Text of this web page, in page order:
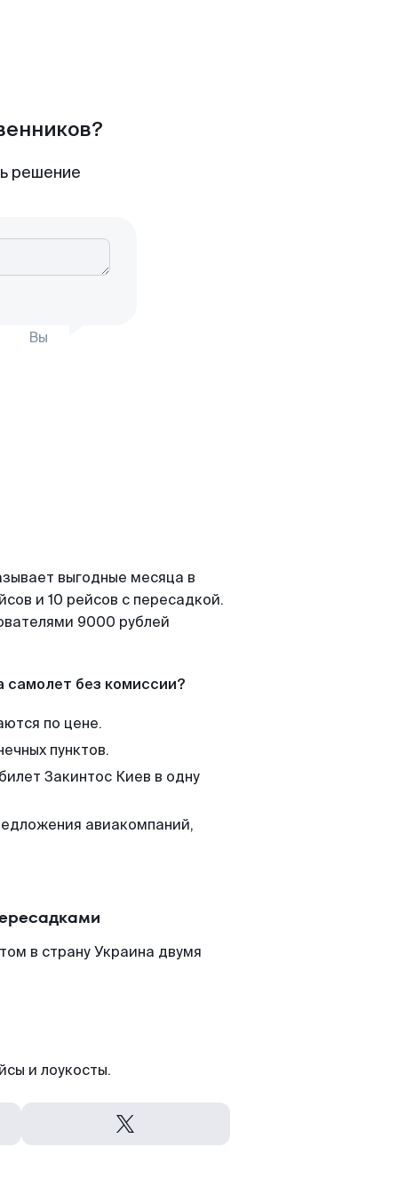
решение
Вы
выгодные месяца в
и 10 рейсов с пересадкой.
9000 рублей
самолет без комиссии?
по цене.
пунктов.
Закинтос Киев в одну
авиакомпаний,
в страну Украина двумя
и лоукосты.